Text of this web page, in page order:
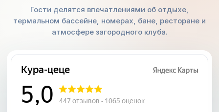
Гости делятся впечатлениями об отдыхе,
термальном бассейне, номерах, бане, ресторане и
атмосфере загородного клуба.